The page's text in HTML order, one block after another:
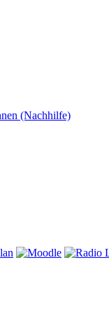
(Nachhilfe)